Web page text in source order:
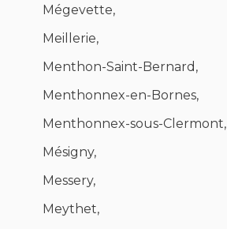
Mégevette,
Meillerie,
Menthon-Saint-Bernard,
Menthonnex-en-Bornes,
Menthonnex-sous-Clermont,
Mésigny,
Messery,
Meythet,